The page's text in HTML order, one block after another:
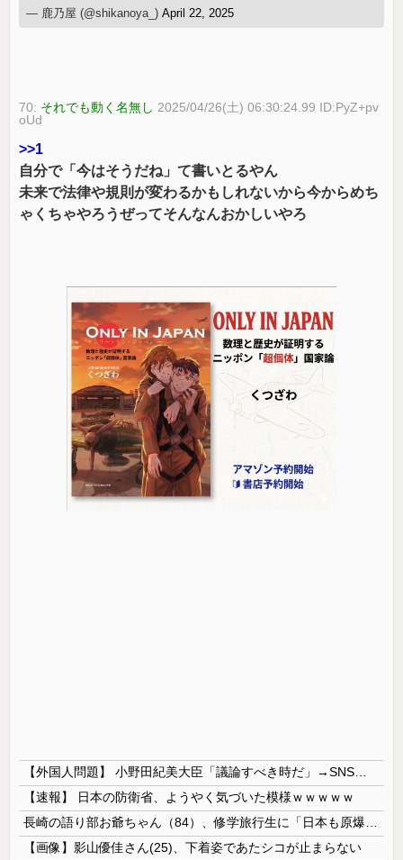
— 鹿乃屋 (@shikanoya_)April 22, 2025
70: それでも動く名無し 2025/04/26(土) 06:30:24.99 ID:PyZ+pv
oUd
>>1
自分で「今はそうだね」て書いとるやん
未来で法律や規則が変わるかもしれないから今からめち
ゃくちゃやろうぜってそんなんおかしいやろ
【速報】 日本の防衛省、ようやく気づいた模様ｗｗｗｗｗ
【画像】影山優佳さん(25)、下着姿であたシコが止まらない